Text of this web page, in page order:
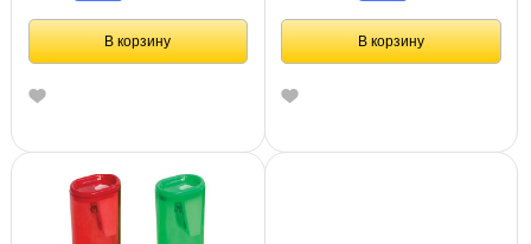
В корзину В корзину